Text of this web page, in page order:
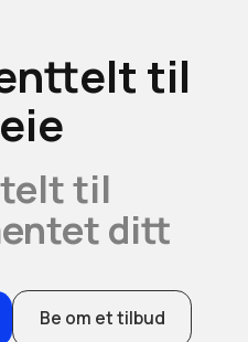
til
til
ditt
Be om et tilbud